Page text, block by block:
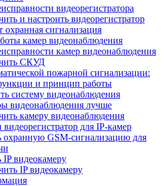
видеорегистратора
и настроить видеорегистратор
охранная сигнализация
камер видеонаблюдения
камер видеонаблюдения
СКУД
пожарной сигнализации:
и принцип работы
систему видеонаблюдения
видеонаблюдения лучше
камеру видеонаблюдения
для IP-камер
охранную GSM-сигнализацию для
IP видеокамеру
IP видеокамеру